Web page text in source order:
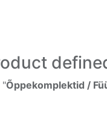
"Õppekomplektid /